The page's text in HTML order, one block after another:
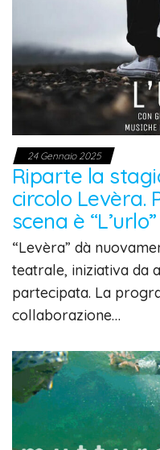
24 Gennaio 2025
Riparte la
circolo Levèra.
scena è “L’urlo”
“Levèra” dà
teatrale, iniziativa da
partecipata. La
collaborazione…